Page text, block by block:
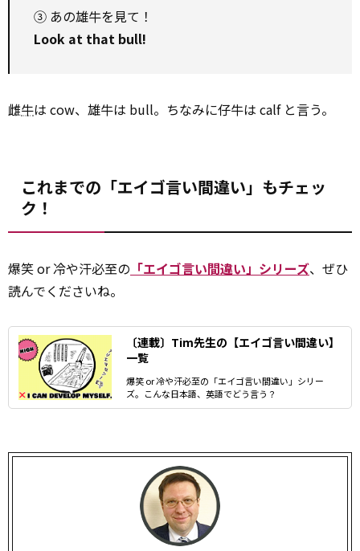
③ あの雄牛を見て！
Look at that bull!
雌牛は cow、雄牛は bull。ちなみに仔牛は calf と言う。
これまでの「エイゴ言い間違い」もチェッ
ク！
爆笑 or 冷や汗必至の 「エイゴ言い間違い」シリーズ、ぜひ
読んでくださいね。
〔連載〕Tim先生の【エイゴ言い間違い】
一覧
爆笑 or 冷や汗必至の「エイゴ言い間違い」シリー
ズ。こんな日本語、英語でどう言う？